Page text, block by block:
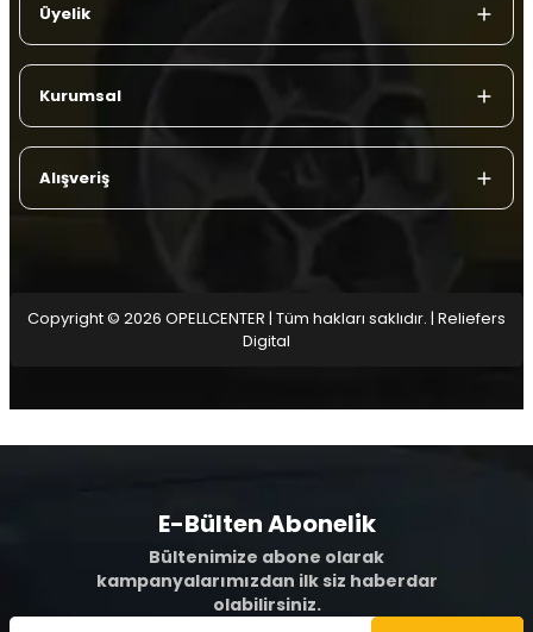
Üyelik
Kurumsal
Alışveriş
Copyright © 2026 OPELLCENTER | Tüm hakları saklıdır. | Reliefers
Digital
E-Bülten Abonelik
Bültenimize abone olarak
kampanyalarımızdan ilk siz haberdar
olabilirsiniz.